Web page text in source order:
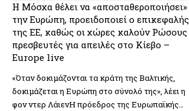
Η Μόσχα θέλει να «αποσταθεροποιήσει»
την Ευρώπη, προειδοποιεί ο επικεφαλής
της ΕΕ, καθώς οι χώρες καλούν Ρώσους
πρεσβευτές για απειλές στο Κίεβο –
Europe live
«Όταν δοκιμάζονται τα κράτη της Βαλτικής,
δοκιμάζεται η Ευρώπη στο σύνολό της», λέει η
φον ντερ ΛάιενΗ πρόεδρος της Ευρωπαϊκής…